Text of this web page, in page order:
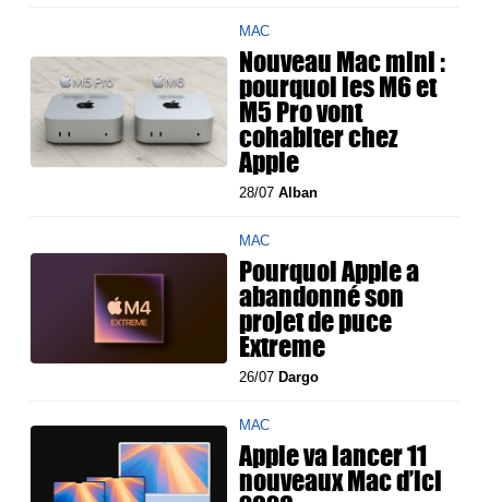
MAC
Nouveau Mac mini :
pourquoi les M6 et
M5 Pro vont
cohabiter chez
Apple
28/07Alban
MAC
Pourquoi Apple a
abandonné son
projet de puce
Extreme
26/07 Dargo
MAC
Apple va lancer 11
nouveaux Mac d’ici